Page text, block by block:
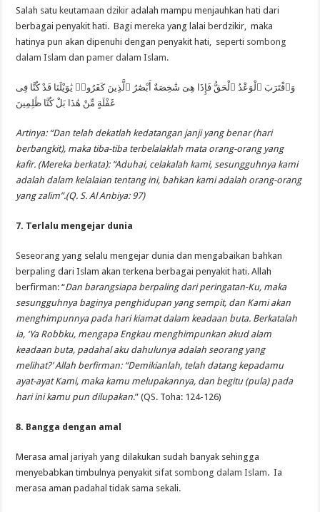
Salah satukeutamaan dzikir adalah mampu menjauhkan hati dari
berbagai penyakit hati. Bagi mereka yang lalai berdzikir, maka
hatinya pun akan dipenuhi dengan penyakit hati, seperti sombong
dalam Islam danpamer dalam Islam.
وَٱقْتَرَبَ ٱلْوَعْدُ ٱلْحَقُّ فَإِذَا هِىَ شَٰخِصَةٌ أَبْصَٰرُ ٱلَّذِينَ كَفَرُوا۟ يَٰوَيْلَنَا قَدْ كُنَّا فِى
غَفْلَةٍ مِّنْ هَٰذَا بَلْ كُنَّا ظَٰلِمِينَ
Artinya: “Dan telah dekatlah kedatangan janji yang benar (hari
berbangkit), maka tiba-tiba terbelalaklah mata orang-orang yang
kafir. (Mereka berkata): “Aduhai, celakalah kami, sesungguhnya kami
adalah dalam kelalaian tentang ini, bahkan kami adalah orang-orang
yang zalim”.(Q. S. Al Anbiya: 97)
7. Terlalu mengejar dunia
Seseorang yang selalu mengejar dunia dan mengabaikan bahkan
berpaling dari Islam akan terkena berbagai penyakit hati. Allah
berfirman: “Dan barangsiapa berpaling dari peringatan-Ku, maka
sesungguhnya baginya penghidupan yang sempit, dan Kami akan
menghimpunnya pada hari kiamat dalam keadaan buta. Berkatalah
ia, ‘Ya Robbku, mengapa Engkau menghimpunkan akud alam
keadaan buta, padahal aku dahulunya adalah seorang yang
melihat?’ Allah berfirman: “Demikianlah, telah datang kepadamu
ayat-ayat Kami, maka kamu melupakannya, dan begitu (pula) pada
hari ini kamu pun dilupakan.” (QS. Toha: 124-126)
8. Bangga dengan amal
Merasa amal jariyah yang dilakukan sudah banyak sehingga
menyebabkan timbulnya penyakit sifat sombong dalam Islam. Ia
merasa aman padahal tidak sama sekali.